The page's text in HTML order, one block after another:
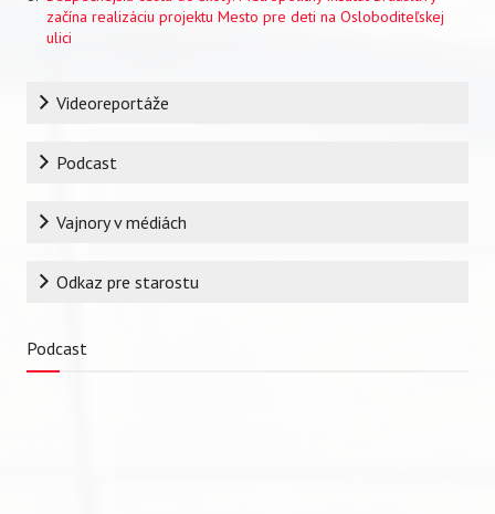
začína realizáciu projektu Mesto pre deti na Osloboditeľskej
ulici
RubrikaVideoreportáže
Podcast
Vajnory v médiách
Odkaz pre starostu
Podcast